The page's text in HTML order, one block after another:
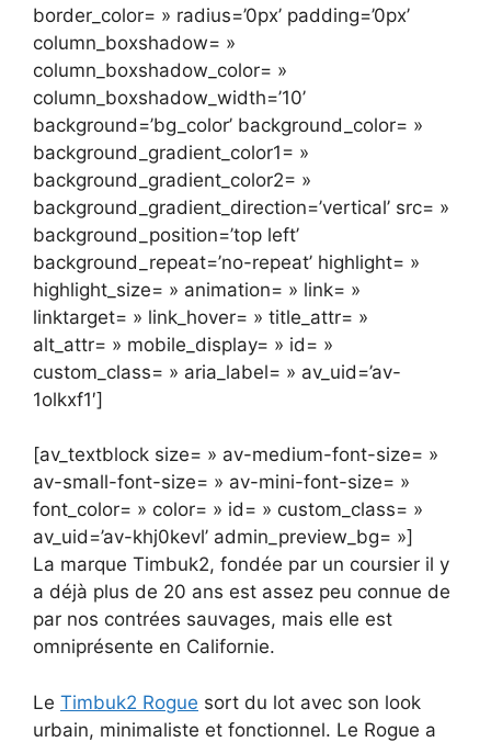
border_color= » radius=’0px’ padding=’0px’
column_boxshadow= »
column_boxshadow_color= »
column_boxshadow_width=’10’
background=’bg_color’ background_color= »
background_gradient_color1= »
background_gradient_color2= »
background_gradient_direction=’vertical’ src= »
background_position=’top left’
background_repeat=’no-repeat’ highlight= »
highlight_size= » animation= » link= »
linktarget= » link_hover= » title_attr= »
alt_attr= » mobile_display= » id= »
custom_class= » aria_label= » av_uid=’av-
1olkxf1′]
[av_textblock size= » av-medium-font-size= »
av-small-font-size= » av-mini-font-size= »
font_color= » color= » id= » custom_class= »
av_uid=’av-khj0kevl’ admin_preview_bg= »]
La marque Timbuk2, fondée par un coursier il y
a déjà plus de 20 ans est assez peu connue de
par nos contrées sauvages, mais elle est
omniprésente en Californie.
Le Timbuk2 Rogue sort du lot avec son look
urbain, minimaliste et fonctionnel. Le Rogue a